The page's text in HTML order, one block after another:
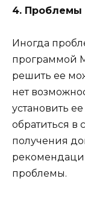
4. Проблемы
Иногда
программой
решить ее
нет
установить
обратиться
получения
проблемы.